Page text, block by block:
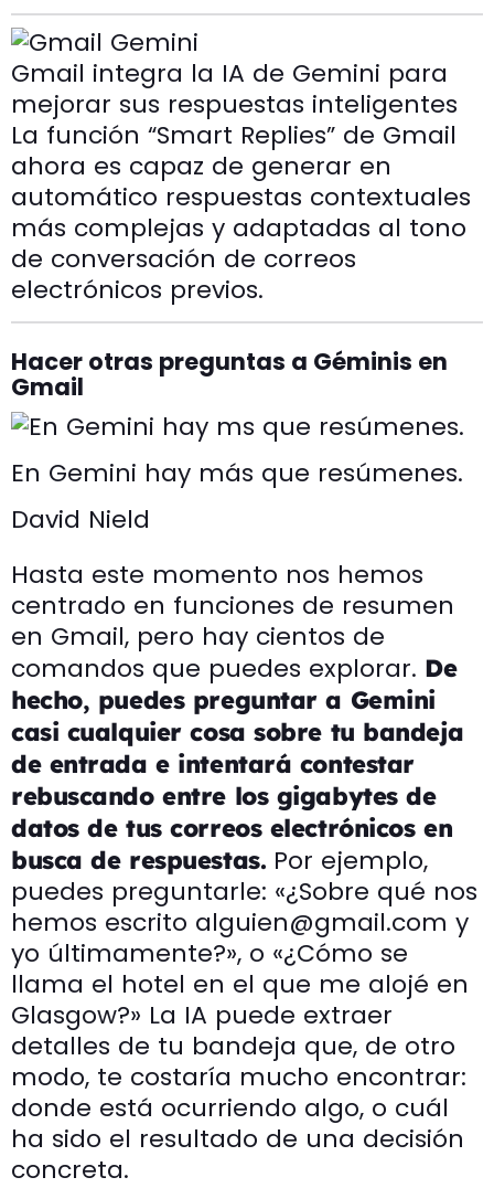
Gmail integra la IA de Gemini para
mejorar sus respuestas inteligentes
La función “Smart Replies” de Gmail
ahora es capaz de generar en
automático respuestas contextuales
más complejas y adaptadas al tono
de conversación de correos
electrónicos previos.
Hacer otras preguntas a Géminis en
Gmail
En Gemini hay más que resúmenes.
David Nield
Hasta este momento nos hemos
centrado en funciones de resumen
en Gmail, pero hay cientos de
comandos que puedes explorar. De
hecho, puedes preguntar a Gemini
casi cualquier cosa sobre tu bandeja
de entrada e intentará contestar
rebuscando entre los gigabytes de
datos de tus correos electrónicos en
busca de respuestas. Por ejemplo,
puedes preguntarle: «¿Sobre qué nos
hemos escrito alguien@gmail.com y
yo últimamente?», o «¿Cómo se
llama el hotel en el que me alojé en
Glasgow?» La IA puede extraer
detalles de tu bandeja que, de otro
modo, te costaría mucho encontrar:
donde está ocurriendo algo, o cuál
ha sido el resultado de una decisión
concreta.